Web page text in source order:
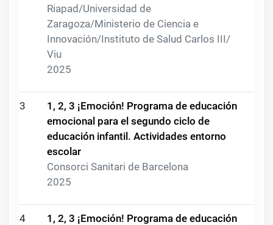
Riapad/Universidad de
Zaragoza/Ministerio de Ciencia e
Innovación/Instituto de Salud Carlos III/
Viu
2025
3
1, 2, 3 ¡Emoción! Programa de educación
emocional para el segundo ciclo de
educación infantil. Actividades entorno
escolar
Consorci Sanitari de Barcelona
2025
4
1, 2, 3 ¡Emoción! Programa de educación